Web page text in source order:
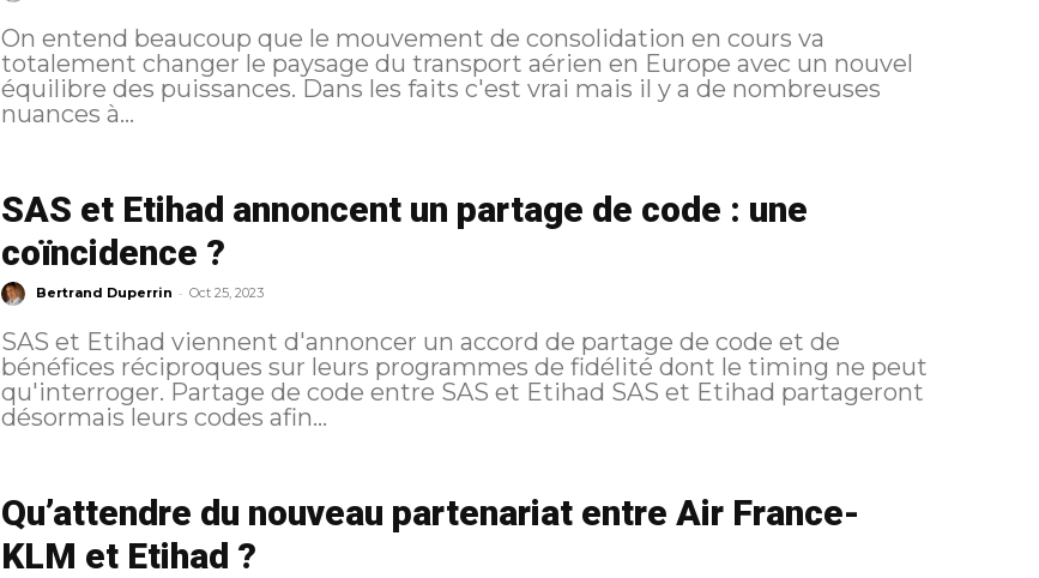
On entend beaucoup que le mouvement de consolidation en cours va
totalement changer le paysage du transport aérien en Europe avec un nouvel
équilibre des puissances. Dans les faits c'est vrai mais il y a de nombreuses
nuances à...
SAS et Etihad annoncent un partage de code : une
coïncidence ?
Bertrand Duperrin - Oct 25, 2023
SAS et Etihad viennent d'annoncer un accord de partage de code et de
bénéfices réciproques sur leurs programmes de fidélité dont le timing ne peut
qu'interroger. Partage de code entre SAS et Etihad SAS et Etihad partageront
désormais leurs codes afin...
Qu’attendre du nouveau partenariat entre Air France-
KLM et Etihad ?